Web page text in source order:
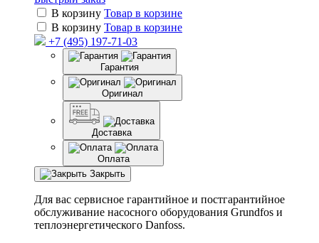
В корзину Товар в корзине
В корзину Товар в корзине
+7 (495) 197-71-03
Гарантия
Оригинал
Доставка
Оплата
Закрыть
Для вас сервисное гарантийное и постгарантийное
обслуживание насосного оборудования Grundfos и
теплоэнергетического Danfoss.